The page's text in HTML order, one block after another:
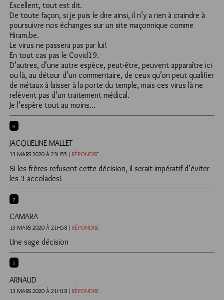
Excellent, tout est dit.
De toute façon, si je puis le dire ainsi, il n’y a rien à craindre à
poursuivre nos échanges sur un site maçonnique comme
Hiram.be.
Le virus ne passera pas par lui!
En tout cas pas le Covid19.
D’autres, d’une autre espèce, peut-être, peuvent apparaître ici
ou là, au détour d’un commentaire, de ceux qu’on peut qualifier
de métaux à laisser à la porte du temple, mais ces virus là ne
relèvent pas d’un traitement médical.
Je l’espère tout au moins…
8
JACQUELINE MALLET
13 MARS 2020 À 23H55 / RÉPONDRE
Si les frères refusent cette décision, il serait impératif d’éviter
les 3 accolades!
7
CAMARA
13 MARS 2020 À 21H58 / RÉPONDRE
Une sage décision
5
ARNAUD
13 MARS 2020 À 21H18 / RÉPONDRE